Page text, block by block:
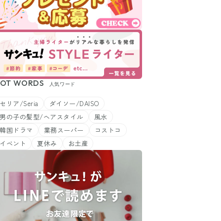
WORDS 人気ワード
セリア/Seria
ダイソー/DAISO
男の子の髪型/ヘアスタイル
風水
韓国ドラマ
業務スーパー
コストコ
イベント
夏休み お土産